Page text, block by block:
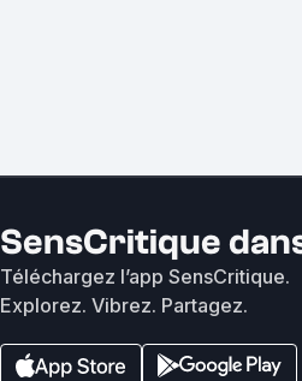
SensCritique
Téléchargez l’app SensCritique.
Explorez. Vibrez. Partagez.